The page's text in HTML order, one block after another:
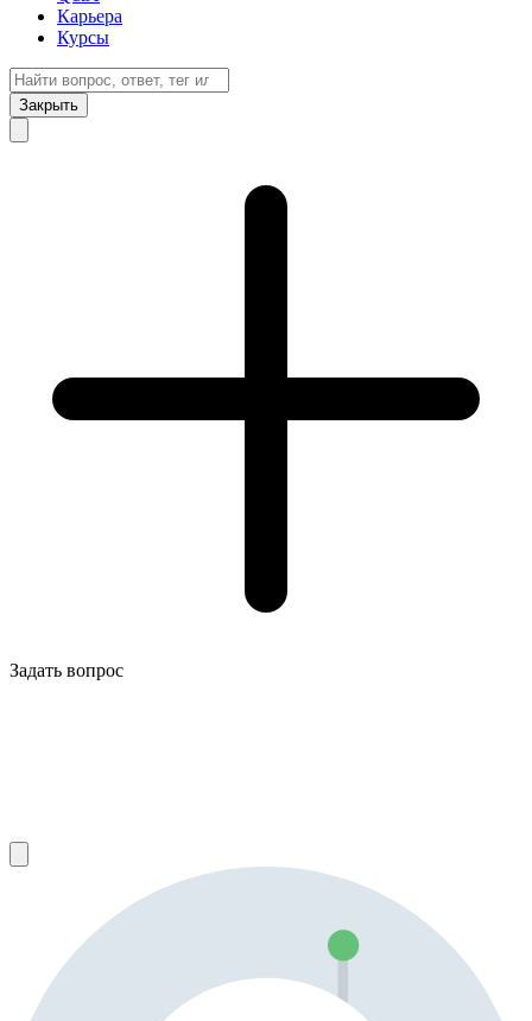
Карьера
Курсы
Закрыть
Задать вопрос